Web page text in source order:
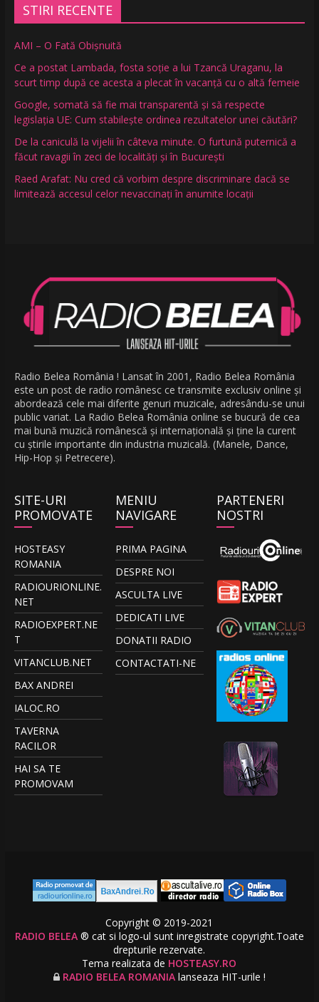
STIRI RECENTE
AMI – O Fată Obişnuită
Ce a postat Lambada, fosta soție a lui Tzancă Uraganu, la
scurt timp după ce acesta a plecat în vacanță cu o altă femeie
Google, somată să fie mai transparentă și să respecte
legislația UE: Cum stabilește ordinea rezultatelor unei căutări?
De la caniculă la vijelii în câteva minute. O furtună puternică a
făcut ravagii în zeci de localități și în București
Raed Arafat: Nu cred că vorbim despre discriminare dacă se
limitează accesul celor nevaccinați în anumite locații
Radio Belea România ! Lansat în 2001, Radio Belea România
este un post de radio românesc ce transmite exclusiv online și
abordează cele mai diferite genuri muzicale, adresându-se unui
public variat. La Radio Belea România online se bucură de cea
mai bună muzică românescă și internațională și ține la curent
cu știrile importante din industria muzicală. (Manele, Dance,
Hip-Hop și Petrecere).
SITE-URI
PROMOVATE
HOSTEASY
ROMANIA
RADIOURIONLINE.
NET
RADIOEXPERT.NE
T
VITANCLUB.NET
BAX ANDREI
IALOC.RO
TAVERNA
RACILOR
HAI SA TE
PROMOVAM
MENIU
NAVIGARE
PRIMA PAGINA
DESPRE NOI
ASCULTA LIVE
DEDICATI LIVE
DONATII RADIO
CONTACTATI-NE
PARTENERI
NOSTRI
Copyright © 2019-2021
RADIO BELEA® cat si logo-ul sunt inregistrate copyright.Toate
drepturile rezervate.
Tema realizata de HOSTEASY.RO
RADIO BELEA ROMANIAlanseaza HIT-urile !